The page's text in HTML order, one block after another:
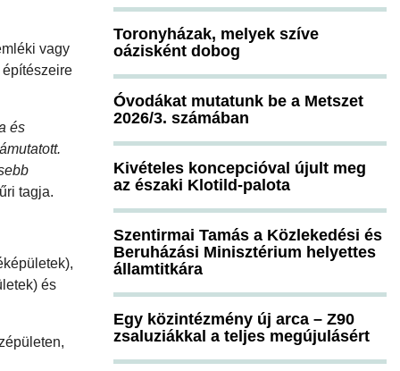
vagy
és
tagja.
és
Toronyházak, melyek szíve
oázisként dobog
Óvodákat mutatunk be a Metszet
2026/3. számában
Kivételes koncepcióval újult meg
az északi Klotild-palota
Szentirmai Tamás a Közlekedési és
Beruházási Minisztérium helyettes
államtitkára
Egy közintézmény új arca – Z90
zsaluziákkal a teljes megújulásért